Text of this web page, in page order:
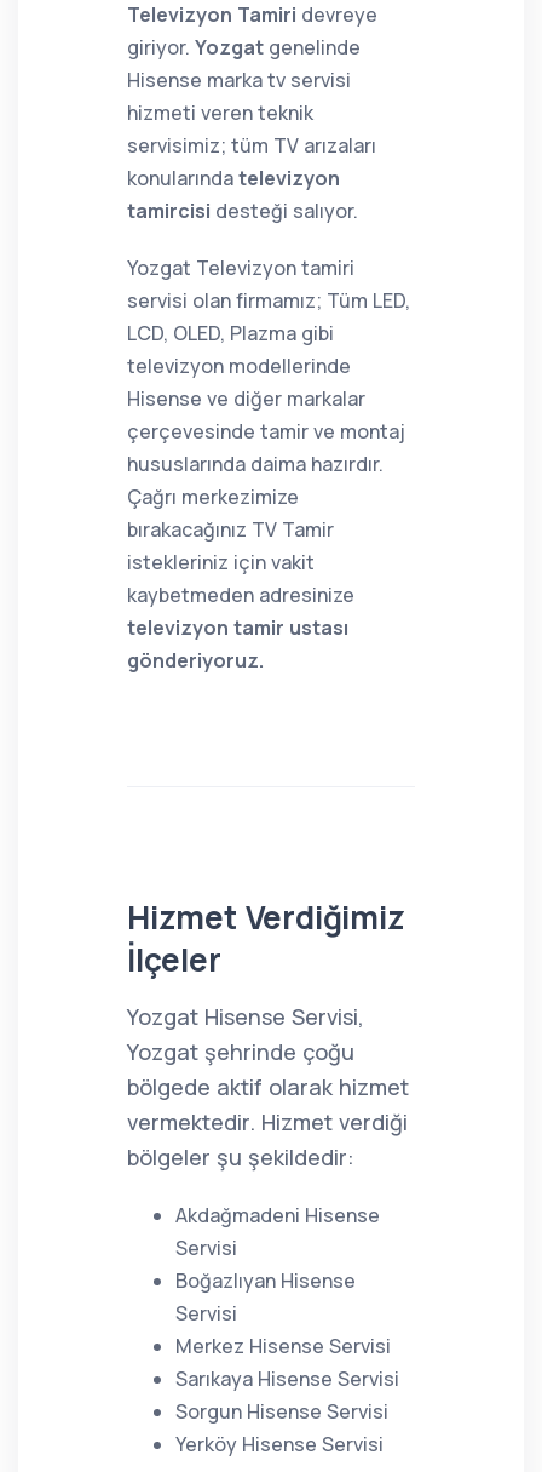
Televizyon Tamiri devreye
giriyor. Yozgat genelinde
Hisense marka tv servisi
hizmeti veren teknik
servisimiz; tüm TV arızaları
konularındatelevizyon
tamircisi desteği salıyor.
Yozgat Televizyon tamiri
servisi olan firmamız; Tüm LED,
LCD, OLED, Plazma gibi
televizyon modellerinde
Hisense ve diğer markalar
çerçevesinde tamir ve montaj
hususlarında daima hazırdır.
Çağrı merkezimize
bırakacağınız TV Tamir
istekleriniz için vakit
kaybetmeden adresinize
televizyon tamir ustası
gönderiyoruz.
Hizmet Verdiğimiz
İlçeler
Yozgat Hisense Servisi,
Yozgat şehrinde çoğu
bölgede aktif olarak hizmet
vermektedir. Hizmet verdiği
bölgeler şu şekildedir:
Akdağmadeni Hisense
Servisi
Boğazlıyan Hisense
Servisi
Merkez Hisense Servisi
Sarıkaya Hisense Servisi
Sorgun Hisense Servisi
Yerköy Hisense Servisi